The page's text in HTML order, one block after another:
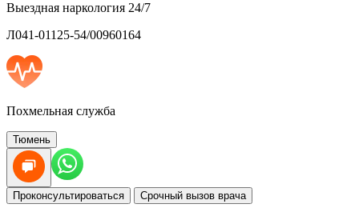
Выездная наркология 24/7
Л041-01125-54/00960164
Похмельная служба
Тюмень
Проконсультироваться Срочный вызов врача